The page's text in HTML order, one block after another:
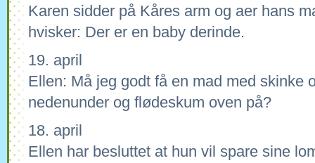
Karen sidder på Kåres arm og aer hans
hvisker: Der er en baby derinde.
19. april
Ellen: Må jeg godt få en mad med skinke
nedenunder og flødeskum oven på?
18. april
Ellen har besluttet at hun vil spare sine